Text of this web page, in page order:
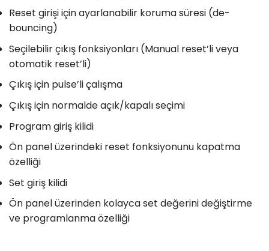
Reset girişi için ayarlanabilir koruma süresi (de-
bouncing)
Seçilebilir çıkış fonksiyonları (Manual reset’li veya
otomatik reset’li)
Çıkış için pulse’li çalışma
Çıkış için normalde açık/kapalı seçimi
Program giriş kilidi
Ön panel üzerindeki reset fonksiyonunu kapatma
özelliği
Set giriş kilidi
Ön panel üzerinden kolayca set değerini değiştirme
ve programlanma özelliği